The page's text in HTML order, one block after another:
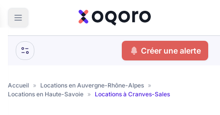
Créer une alerte
Accueil » Locations en Auvergne-Rhône-Alpes »
Locations en Haute-Savoie » Locations à Cranves-Sales